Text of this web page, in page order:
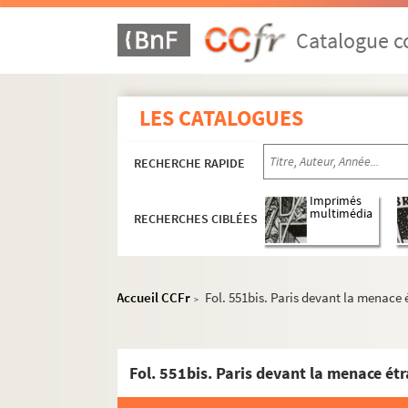
Catalogue
LES CATALOGUES
RECHERCHE RAPIDE
RECHERCHES CIBLÉES
Imprimés
multimédia
Accueil CCFr > Fol. 551bis. Paris devant la menace
Fol. 551bis. Paris devant la menace